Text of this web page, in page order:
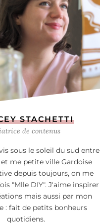
STACHETTI
de contenus
sous le soleil du sud entre
me petite ville Gardoise
depuis toujours, on me
"Mlle DIY". J'aime inspirer
mais aussi par mon
: fait de petits bonheurs
quotidiens.